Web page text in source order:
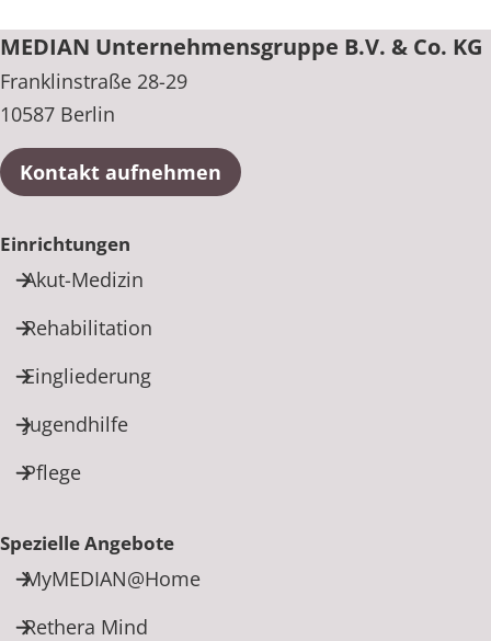
MEDIAN Unternehmensgruppe B.V. & Co. KG
Franklinstraße 28-29
10587 Berlin
Kontakt aufnehmen
Einrichtungen
Akut-Medizin
Rehabilitation
Eingliederung
Jugendhilfe
Pflege
Spezielle Angebote
MyMEDIAN@Home
Rethera Mind